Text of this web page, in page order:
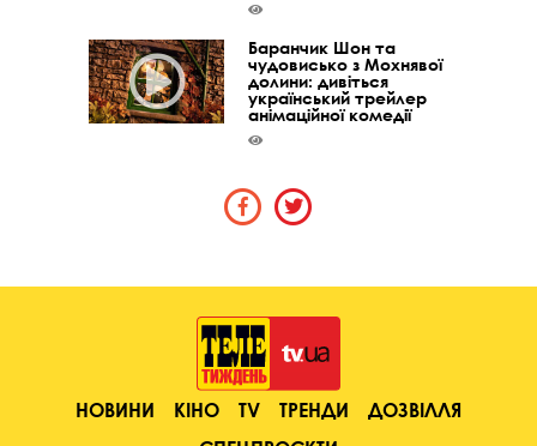
Баранчик Шон та
чудовисько з Мохнявої
долини: дивіться
український трейлер
анімаційної комедії
НОВИНИ КІНО TV ТРЕНДИ
ДОЗВІЛЛЯ